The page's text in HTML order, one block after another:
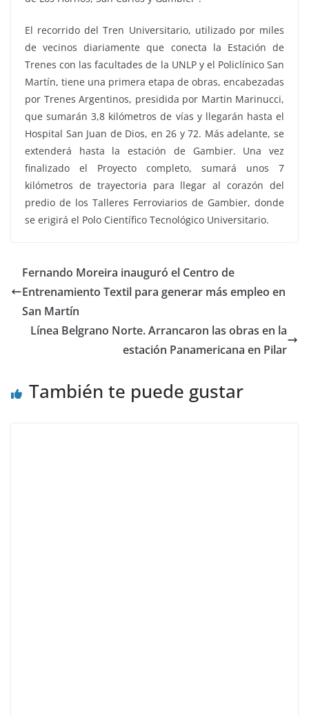
El recorrido del Tren Universitario, utilizado por miles
de vecinos diariamente que conecta la Estación de
Trenes con las facultades de la UNLP y el Policlínico San
Martín, tiene una primera etapa de obras, encabezadas
por Trenes Argentinos, presidida por Martin Marinucci,
que sumarán 3,8 kilómetros de vías y llegarán hasta el
Hospital San Juan de Dios, en 26 y 72. Más adelante, se
extenderá hasta la estación de Gambier. Una vez
finalizado el Proyecto completo, sumará unos 7
kilómetros de trayectoria para llegar al corazón del
predio de los Talleres Ferroviarios de Gambier, donde
se erigirá el Polo Científico Tecnológico Universitario.
Fernando Moreira inauguró el Centro de
Entrenamiento Textil para generar más empleo en
San Martín
Línea Belgrano Norte. Arrancaron las obras en la
estación Panamericana en Pilar
También te puede gustar